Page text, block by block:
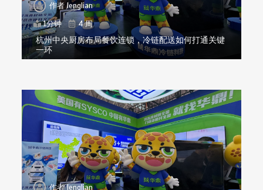
作者lenglian
1分钟
4 周
杭州中央厨房布局餐饮连锁，冷链配送如何打通关键
一环
作者lenglian